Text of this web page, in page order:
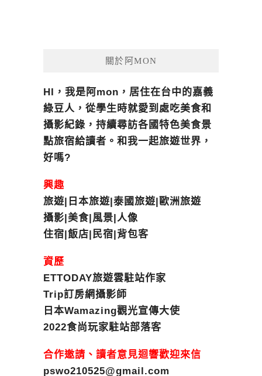
關於阿MON
HI，我是阿mon，居住在台中的嘉義
綠豆人，從學生時就愛到處吃美食和
攝影紀錄，持續尋訪各國特色美食景
點旅宿給讀者。和我一起旅遊世界，
好嗎?
興趣
旅遊|日本旅遊|泰國旅遊|歐洲旅遊
攝影|美食|風景|人像
住宿|飯店|民宿|背包客
資歷
ETTODAY旅遊雲駐站作家
Trip訂房網攝影師
日本Wamazing觀光宣傳大使
2022食尚玩家駐站部落客
合作邀請、讀者意見迴響歡迎來信
pswo210525@gmail.com